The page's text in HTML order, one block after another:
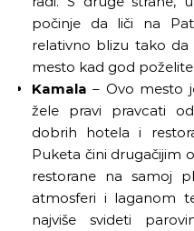
počinje da liči na
relativno blizu tako
mesto kad god poželite.
Kamala – Ovo mesto
žele pravi pravcati
dobrih hotela i
Puketa čini drugačijim
restorane na samoj
atmosferi i laganom
najviše svideti